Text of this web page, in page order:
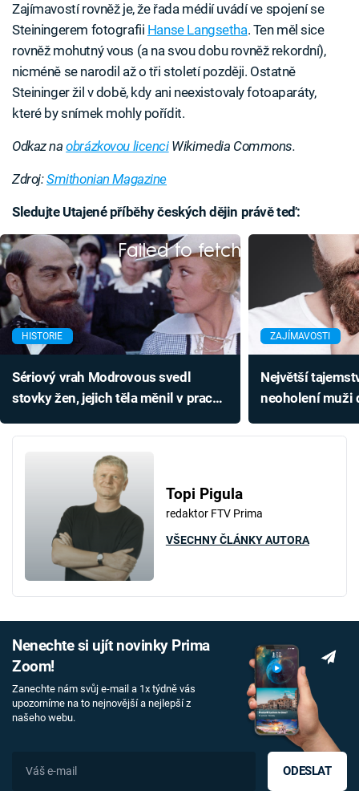
Zajímavostí rovněž je, že řada médií uvádí ve spojení se
Steiningerem fotografii Hanse Langsetha. Ten měl sice
rovněž mohutný vous (a na svou dobu rovněž rekordní),
nicméně se narodil až o tři století později. Ostatně
Steininger žil v době, kdy ani neexistovaly fotoaparáty,
které by snímek mohly pořídit.
Odkaz naobrázkovou licenciWikimedia Commons.
Zdroj:Smithonian Magazine
Sledujte Utajené příběhy českých dějin právě teď:
Failed to fetch
HISTORIE
Sériový vrah Modrovous svedl
stovky žen, jejich těla měnil v prach.
ZAJÍMAVOSTI
Největší
neoholení muži
Topi Pigula
redaktor FTV Prima
VŠECHNY ČLÁNKY AUTORA
Nenechte si ujít novinky Prima
Zoom!
Zanechte nám svůj e-mail a 1x týdně vás
upozorníme na to nejnovější a nejlepší z
našeho webu.
ODESLAT